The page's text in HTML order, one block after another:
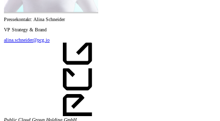
Pressekontakt: Alina Schneider
VP Strategy & Brand
alina.schneider@pcg.io
Public Cloud Group Holding GmbH